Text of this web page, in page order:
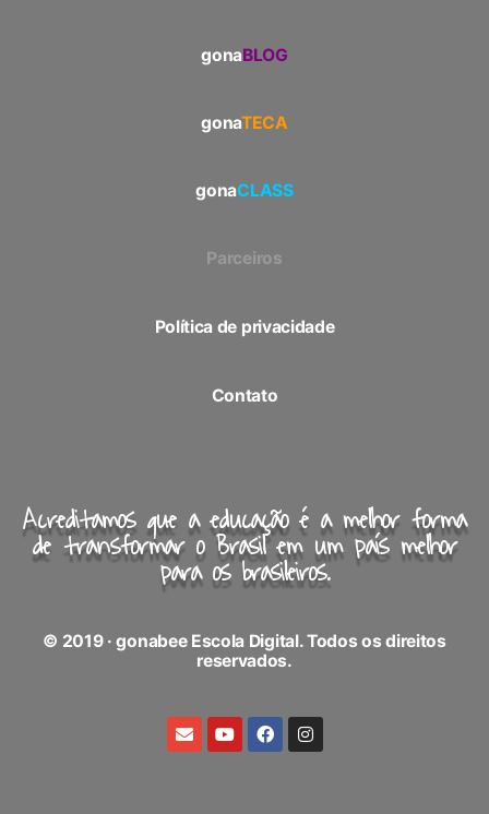
gonaBLOG
gonaTECA
gonaCLASS
Parceiros
Política de privacidade
Contato
Acreditamos que a educação é a melhor forma
de transformar o Brasil em um país melhor
para os brasileiros.
© 2019 · gonabee Escola Digital. Todos os direitos
reservados.